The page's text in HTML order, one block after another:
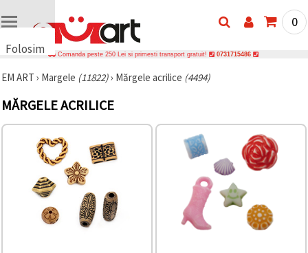
Folosim
uri
🍪 Folosim
cookie-uri
funcționarea
corectă a
site-ului,
pentru a vă
îmbunătăți
0
Comanda peste 250 Lei si primesti transport gratuit! 0731715486
EM ART › Margele (11822)› Mărgele acrilice (4494)
MĂRGELE ACRILICE